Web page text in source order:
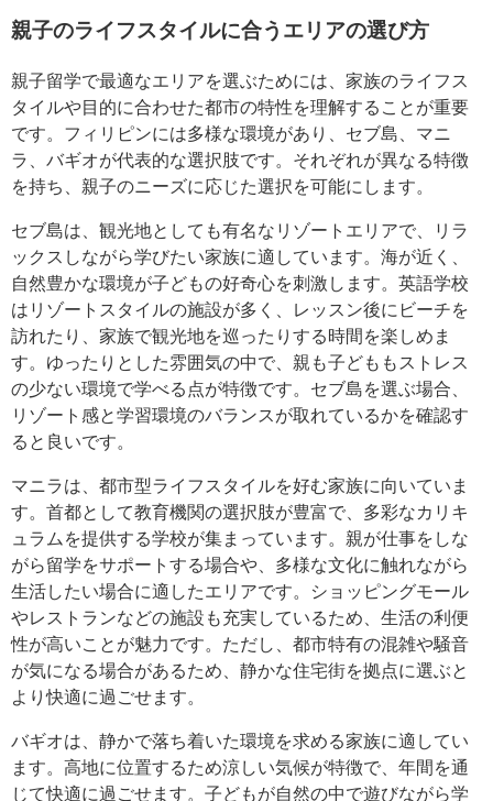
親子のライフスタイルに合うエリアの選び方
親子留学で最適なエリアを選ぶためには、家族のライフス
タイルや目的に合わせた都市の特性を理解することが重要
です。フィリピンには多様な環境があり、セブ島、マニ
ラ、バギオが代表的な選択肢です。それぞれが異なる特徴
を持ち、親子のニーズに応じた選択を可能にします。
セブ島は、観光地としても有名なリゾートエリアで、リラ
ックスしながら学びたい家族に適しています。海が近く、
自然豊かな環境が子どもの好奇心を刺激します。英語学校
はリゾートスタイルの施設が多く、レッスン後にビーチを
訪れたり、家族で観光地を巡ったりする時間を楽しめま
す。ゆったりとした雰囲気の中で、親も子どももストレス
の少ない環境で学べる点が特徴です。セブ島を選ぶ場合、
リゾート感と学習環境のバランスが取れているかを確認す
ると良いです。
マニラは、都市型ライフスタイルを好む家族に向いていま
す。首都として教育機関の選択肢が豊富で、多彩なカリキ
ュラムを提供する学校が集まっています。親が仕事をしな
がら留学をサポートする場合や、多様な文化に触れながら
生活したい場合に適したエリアです。ショッピングモール
やレストランなどの施設も充実しているため、生活の利便
性が高いことが魅力です。ただし、都市特有の混雑や騒音
が気になる場合があるため、静かな住宅街を拠点に選ぶと
より快適に過ごせます。
バギオは、静かで落ち着いた環境を求める家族に適してい
ます。高地に位置するため涼しい気候が特徴で、年間を通
じて快適に過ごせます。子どもが自然の中で遊びながら学